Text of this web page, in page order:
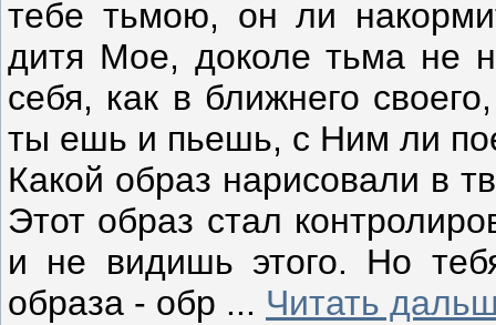
тебе тьмою, он ли
дитя Мое, доколе тьма не
себя, как в ближнего
ты ешь и пьешь, с Ним ли
Какой образ нарисовали в
Этот образ стал
и не видишь этого. Но
образа - обр ... Читать